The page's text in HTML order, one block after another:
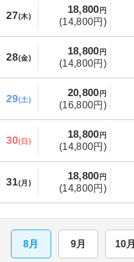
27(木)
18,800 円
(14,800円)
28(金)
18,800 円
(14,800円)
29(土)
20,800 円
(16,800円)
30(日)
18,800 円
(14,800円)
31(月)
18,800 円
(14,800円)
8月 9月 10月